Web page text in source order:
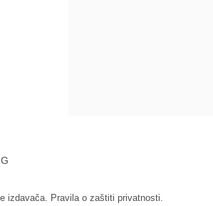
izdavača. Pravila o zaštiti privatnosti.